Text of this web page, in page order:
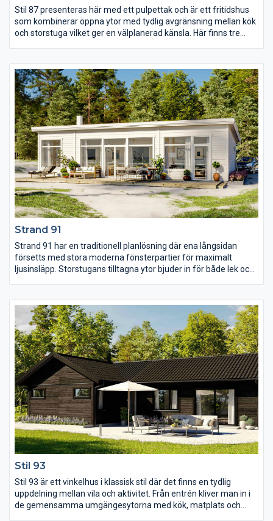
Stil 87 presenteras här med ett pulpettak och är ett fritidshus
som kombinerar öppna ytor med tydlig avgränsning mellan kök
och storstuga vilket ger en välplanerad känsla. Här finns tre
med ett WC som rymmer allt som behövs.
Strand 91
Strand 91 har en traditionell planlösning där ena långsidan
försetts med stora moderna fönsterpartier för maximalt
ljusinsläpp. Storstugans tilltagna ytor bjuder in för både lek och
storstugan knyts rummet samman med uteplatsen och de tre
sovrummen och WC är planerade för att utnyttja husets alla
ytor maximalt.
Stil 93
Stil 93 är ett vinkelhus i klassisk stil där det finns en tydlig
uppdelning mellan vila och aktivitet. Från entrén kliver man in i
de gemensamma umgängesytorna med kök, matplats och